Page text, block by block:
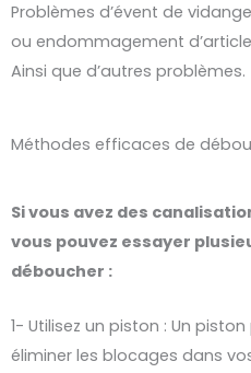
Problèmes d’évent de
ou endommagement
Ainsi que d’autres problèmes.
Méthodes efficaces de
Si vous avez des
vous pouvez essayer
déboucher :
1- Utilisez un piston : Un
éliminer les blocages dans